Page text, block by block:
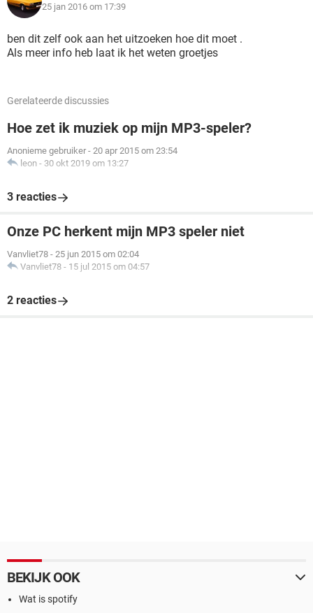
25 jan 2016 om 17:39
ben dit zelf ook aan het uitzoeken hoe dit moet .
Als meer info heb laat ik het weten groetjes
Gerelateerde discussies
Hoe zet ik muziek op mijn MP3-speler?
Anonieme gebruiker - 20 apr 2015 om 23:54
leon - 30 okt 2019 om 13:27
3 reacties
Onze PC herkent mijn MP3 speler niet
Vanvliet78 - 25 jun 2015 om 02:04
Vanvliet78 - 15 jul 2015 om 04:57
2 reacties
BEKIJK OOK
Wat is spotify